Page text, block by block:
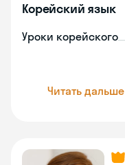
Корейский язык
Уроки корейского
Читать дальше